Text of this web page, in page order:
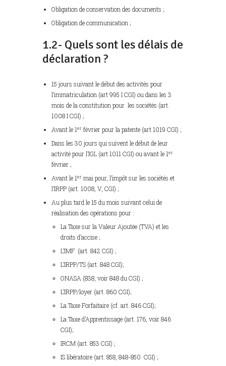
Obligation de conservation des documents ;
Obligation de communication ;
1.2- Quels sont les délais de
déclaration ?
15 jours suivant le début des activités pour
l’immatriculation (art 995 I CGI) ou dans les 3
mois de la constitution pour les sociétés (art.
1008 I CGI) ;
Avant le 1er février pour la patente (art 1019 CGI) ;
Dans les 30 jours qui suivent le début de leur
activité pour l’IGL (art 1011 CGI) ou avant le 1er
février ;
Avant le 1er mai pour, l’impôt sur les sociétés et
l’IRPP (art. 1008, V, CGI) ;
Au plus tard le 15 du mois suivant celui de
réalisation des opérations pour :
La Taxe sur la Valeur Ajoutée (TVA) et les
droits d’accise ;
L’IMF (art. 842 CGI) ;
L’IRPP/TS (art. 848 CGI);
ONASA (838, voir 848 du CGI) ;
L’IRPP/loyer (art. 860 CGI);
La Taxe Forfaitaire (cf. art. 846 CGI);
La Taxe d’Apprentissage (art. 176, voir 846
CGI);
IRCM (art. 853 CGI) ;
IS libératoire (art. 858, 848-850 CGI) ;